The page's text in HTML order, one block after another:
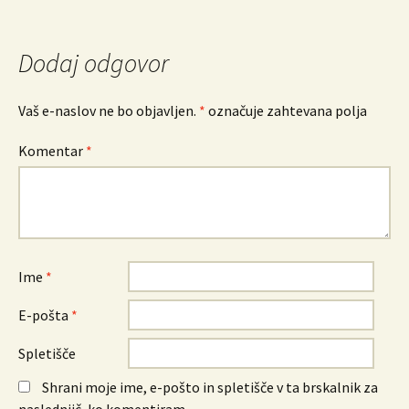
Dodaj odgovor
Vaš e-naslov ne bo objavljen. * označuje zahtevana polja
Komentar *
Ime *
E-pošta *
Spletišče
Shrani moje ime, e-pošto in spletišče v ta brskalnik za